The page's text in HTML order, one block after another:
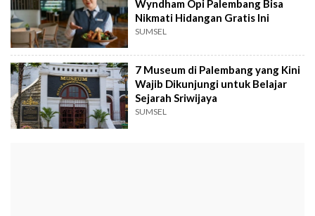
Wyndham Opi Palembang Bisa
Nikmati Hidangan Gratis Ini
SUMSEL
7 Museum di Palembang yang Kini
Wajib Dikunjungi untuk Belajar
Sejarah Sriwijaya
SUMSEL